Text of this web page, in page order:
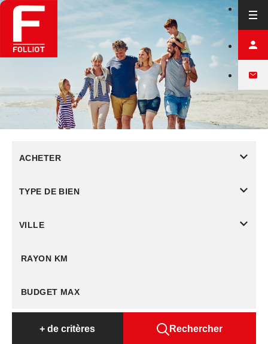
ACHETER
TYPE DE BIEN
VILLE
RAYON KM
+ de critères Rechercher